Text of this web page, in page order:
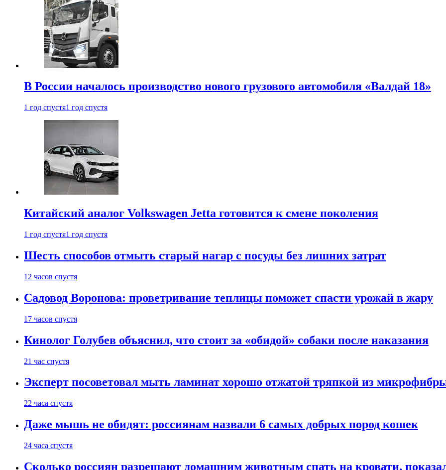
В России началось производство нового грузового автомобиля «Валдай 18»
1 год спустя1 год спустя
Китайский аналог Volkswagen Jetta готовится к смене поколения
1 год спустя1 год спустя
Шесть способов отмыть старый нагар с посуды без лишних затрат
12 часов спустя
Садовод Воронова: проветривание теплицы поможет спасти урожай в жару
17 часов спустя
Кинолог Голубев объяснил, что стоит за «обидой» собаки после наказания
21 час спустя
Эксперт посоветовал мыть ламинат хорошо отжатой тряпкой из
22 часа спустя
Даже мышь не обидят: россиянам назвали 6 самых добрых пород кошек
24 часа спустя
Сколько россиян разрешают домашним животным спать на кровати,